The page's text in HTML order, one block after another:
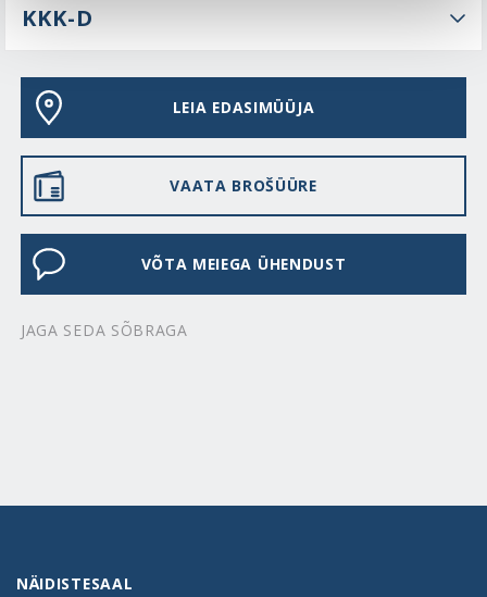
KKK-D
LEIA EDASIMÜÜJA
VAATA BROŠÜÜRE
VÕTA MEIEGA ÜHENDUST
JAGA SEDA SÕBRAGA
NÄIDISTESAAL